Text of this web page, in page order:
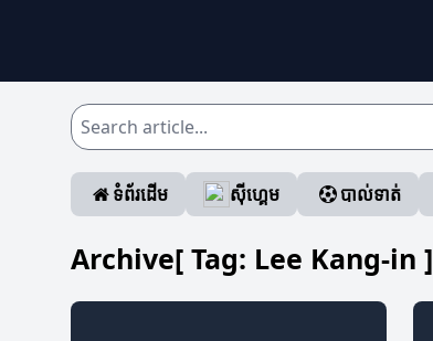
ទំព័រដើម ស៊ីហ្គេម បាល់ទាត់
Archive[ Tag: Lee Kang-in ]